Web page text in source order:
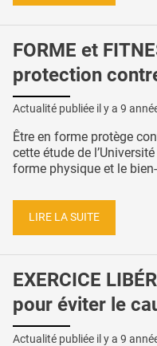
FORME et
protection
Actualité publiée il y a 9
Être en forme protège
cette étude de
forme physique et le
LIRE LA SUITE
EXERCICE
pour éviter le
Actualité publiée il y a 9